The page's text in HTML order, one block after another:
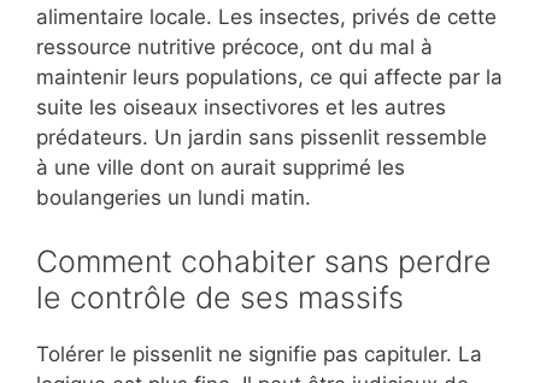
alimentaire locale. Les insectes, privés de cette
ressource nutritive précoce, ont du mal à
maintenir leurs populations, ce qui affecte par la
suite les oiseaux insectivores et les autres
prédateurs. Un jardin sans pissenlit ressemble
à une ville dont on aurait supprimé les
boulangeries un lundi matin.
Comment cohabiter sans perdre
le contrôle de ses massifs
Tolérer le pissenlit ne signifie pas capituler. La